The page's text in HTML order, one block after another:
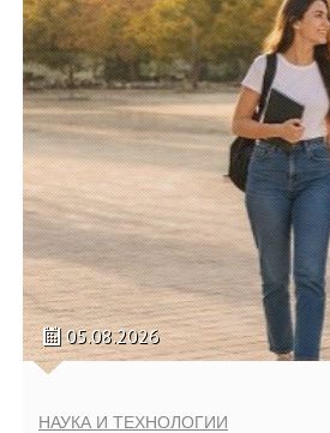
05.08.2026
НАУКА И ТЕХНОЛОГИИ